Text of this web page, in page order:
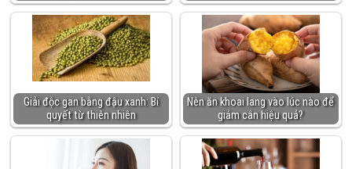
Giải độc gan bằng đậu xanh: Bí
quyết từ thiên nhiên
Nên ăn khoai lang vào lúc nào để
giảm cân hiệu quả?